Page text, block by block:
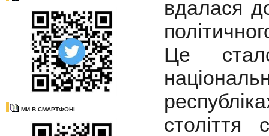
МИ В СМАРТФОНІ
вдалася
Це
століття